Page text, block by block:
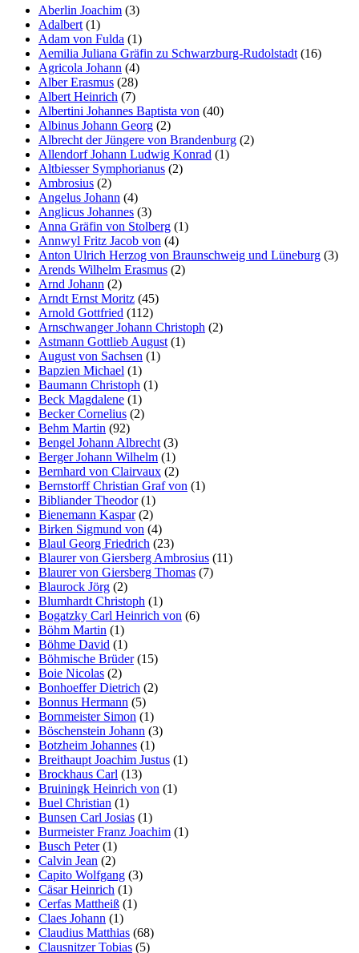
Aberlin Joachim (3)
Adalbert (1)
Adam von Fulda (1)
Aemilia Juliana Gräfin zu Schwarzburg-Rudolstadt (16)
Agricola Johann (4)
Alber Erasmus (28)
Albert Heinrich (7)
Albertini Johannes Baptista von (40)
Albinus Johann Georg (2)
Albrecht der Jüngere von Brandenburg (2)
Allendorf Johann Ludwig Konrad (1)
Altbiesser Symphorianus (2)
Ambrosius (2)
Angelus Johann (4)
Anglicus Johannes (3)
Anna Gräfin von Stolberg (1)
Annwyl Fritz Jacob von (4)
Anton Ulrich Herzog von Braunschweig und Lüneburg (3)
Arends Wilhelm Erasmus (2)
Arnd Johann (2)
Arndt Ernst Moritz (45)
Arnold Gottfried (112)
Arnschwanger Johann Christoph (2)
Astmann Gottlieb August (1)
August von Sachsen (1)
Bapzien Michael (1)
Baumann Christoph (1)
Beck Magdalene (1)
Becker Cornelius (2)
Behm Martin (92)
Bengel Johann Albrecht (3)
Berger Johann Wilhelm (1)
Bernhard von Clairvaux (2)
Bernstorff Christian Graf von (1)
Bibliander Theodor(1)
Bienemann Kaspar(2)
Birken Sigmund von (4)
Blaul Georg Friedrich (23)
Blaurer von Giersberg Ambrosius (11)
Blaurer von Giersberg Thomas (7)
Blaurock Jörg (2)
Blumhardt Christoph (1)
Bogatzky Carl Heinrich von (6)
Böhm Martin (1)
Böhme David (1)
Böhmische Brüder(15)
Boie Nicolas (2)
Bonhoeffer Dietrich (2)
Bonnus Hermann (5)
Bornmeister Simon (1)
Böschenstein Johann (3)
Botzheim Johannes (1)
Breithaupt Joachim Justus (1)
Brockhaus Carl (13)
Bruiningk Heinrich von (1)
Buel Christian (1)
Bunsen Carl Josias (1)
Burmeister Franz Joachim (1)
Busch Peter(1)
Calvin Jean (2)
Capito Wolfgang (3)
Cäsar Heinrich (1)
Cerfas Mattheiß (1)
Claes Johann (1)
Claudius Matthias (68)
Clausnitzer Tobias (5)
Interessen und Ihr
Verhalten beim
Besuch unserer
Website mitteilen,
erhöhen Sie die
Wahrscheinlichkeit,
personalisierte
Inhalte und
Angebote zu sehen.